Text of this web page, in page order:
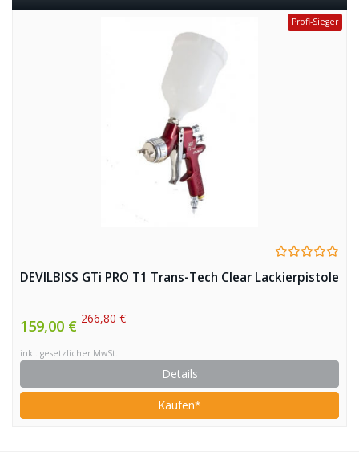
Profi-Sieger
DEVILBISS GTi PRO T1 Trans-Tech Clear Lackierpistole
159,00 € 266,80 €
inkl. gesetzlicher MwSt.
Details
Kaufen*